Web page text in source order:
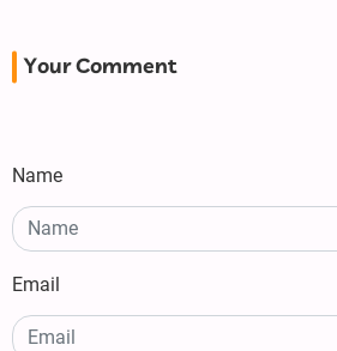
Your Comment
Name
Email